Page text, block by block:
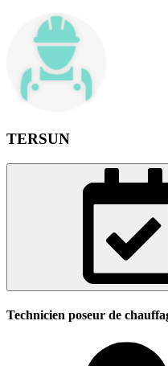
TERSUN
Technicien poseur de